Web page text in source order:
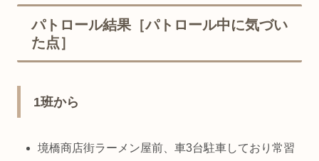
パトロール結果［パトロール中に気づい
た点］
1班から
境橋商店街ラーメン屋前、車3台駐車しており常習